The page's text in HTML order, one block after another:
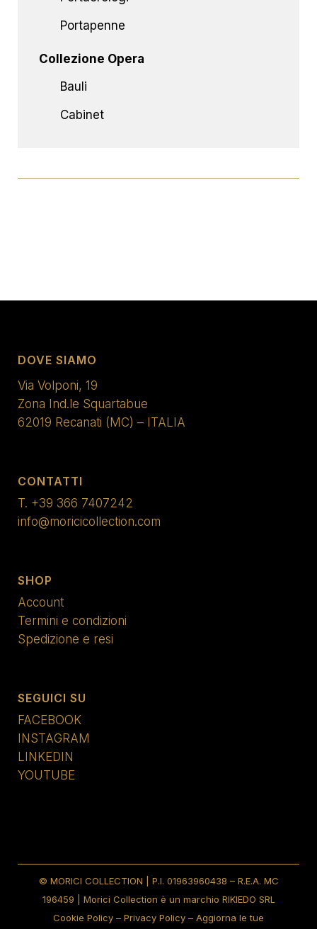
Portapenne
Collezione Opera
Bauli
Cabinet
DOVE SIAMO
Via Volponi, 19
Zona Ind.le Squartabue
62019 Recanati (MC) – ITALIA
CONTATTI
T. +39 366 7407242
info@moricicollection.com
SHOP
Account
Termini e condizioni
Spedizione e resi
SEGUICI SU
FACEBOOK
INSTAGRAM
LINKEDIN
YOUTUBE
© MORICI COLLECTION | P.I. 01963960438 – R.E.A. MC
196459 | Morici Collection è un marchio RIKIEDO SRL
Cookie Policy – Privacy Policy – Aggiorna le tue